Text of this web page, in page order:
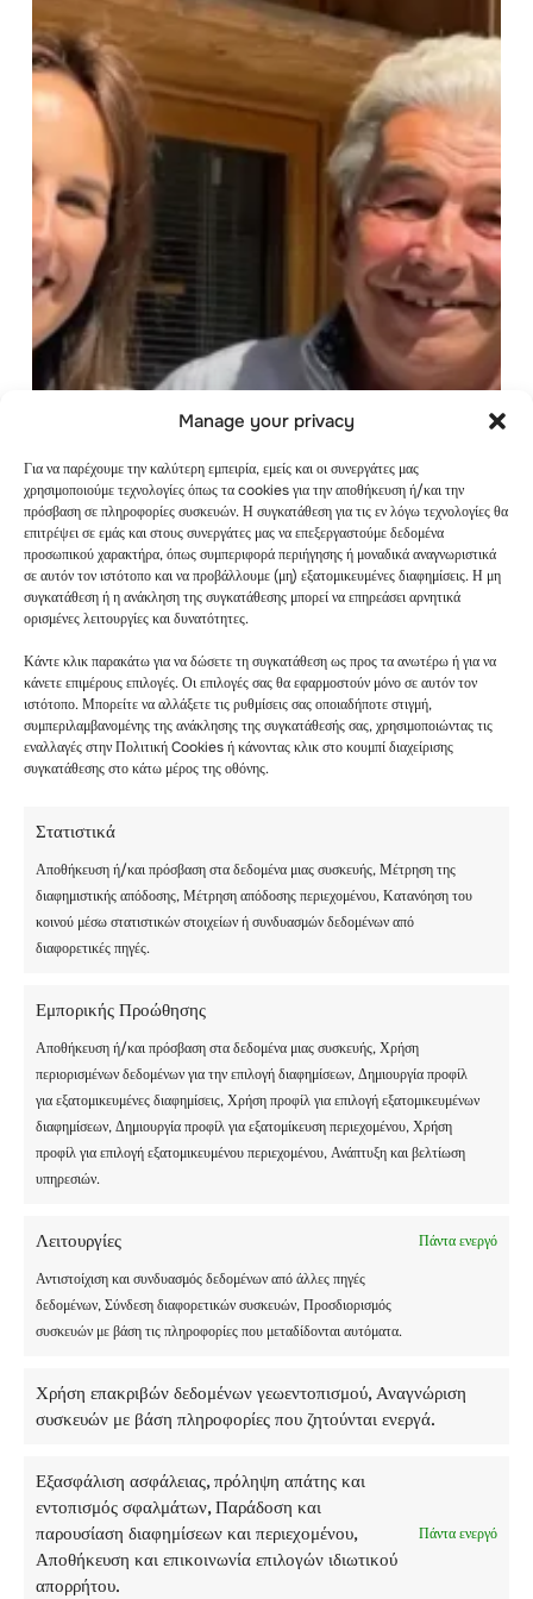
Manage your privacy
Για να παρέχουμε την καλύτερη εμπειρία, εμείς και οι συνεργάτες μας
χρησιμοποιούμε τεχνολογίες όπως τα cookies για την αποθήκευση ή/και την
πρόσβαση σε πληροφορίες συσκευών. Η συγκατάθεση για τις εν λόγω τεχνολογίες θα
επιτρέψει σε εμάς και στους συνεργάτες μας να επεξεργαστούμε δεδομένα
προσωπικού χαρακτήρα, όπως συμπεριφορά περιήγησης ή μοναδικά αναγνωριστικά
σε αυτόν τον ιστότοπο και να προβάλλουμε (μη) εξατομικευμένες διαφημίσεις. Η μη
συγκατάθεση ή η ανάκληση της συγκατάθεσης μπορεί να επηρεάσει αρνητικά
ορισμένες λειτουργίες και δυνατότητες.
Κάντε κλικ παρακάτω για να δώσετε τη συγκατάθεση ως προς τα ανωτέρω ή για να
κάνετε επιμέρους επιλογές. Οι επιλογές σας θα εφαρμοστούν μόνο σε αυτόν τον
ιστότοπο. Μπορείτε να αλλάξετε τις ρυθμίσεις σας οποιαδήποτε στιγμή,
συμπεριλαμβανομένης της ανάκλησης της συγκατάθεσής σας, χρησιμοποιώντας τις
εναλλαγές στην Πολιτική Cookies ή κάνοντας κλικ στο κουμπί διαχείρισης
συγκατάθεσης στο κάτω μέρος της οθόνης.
Στατιστικά
Αποθήκευση ή/και πρόσβαση στα δεδομένα μιας συσκευής, Μέτρηση της
διαφημιστικής απόδοσης, Μέτρηση απόδοσης περιεχομένου, Κατανόηση του
κοινού μέσω στατιστικών στοιχείων ή συνδυασμών δεδομένων από
διαφορετικές πηγές.
Εμπορικής Προώθησης
Αποθήκευση ή/και πρόσβαση στα δεδομένα μιας συσκευής, Χρήση
περιορισμένων δεδομένων για την επιλογή διαφημίσεων, Δημιουργία προφίλ
για εξατομικευμένες διαφημίσεις, Χρήση προφίλ για επιλογή εξατομικευμένων
διαφημίσεων, Δημιουργία προφίλ για εξατομίκευση περιεχομένου, Χρήση
προφίλ για επιλογή εξατομικευμένου περιεχομένου, Ανάπτυξη και βελτίωση
υπηρεσιών.
Λειτουργίες
Πάντα ενεργό
Αντιστοίχιση και συνδυασμός δεδομένων από άλλες πηγές
δεδομένων, Σύνδεση διαφορετικών συσκευών, Προσδιορισμός
συσκευών με βάση τις πληροφορίες που μεταδίδονται αυτόματα.
Χρήση επακριβών δεδομένων γεωεντοπισμού, Αναγνώριση
συσκευών με βάση πληροφορίες που ζητούνται ενεργά.
Εξασφάλιση ασφάλειας, πρόληψη απάτης και
εντοπισμός σφαλμάτων, Παράδοση και
παρουσίαση διαφημίσεων και περιεχομένου,
Αποθήκευση και επικοινωνία επιλογών ιδιωτικού
απορρήτου.
Πάντα ενεργό
διεθνείς
κατασκηνώσεις
Les
Elfes
Άρθρα Χειμερινή κατασκήνωση
Μετάβαση ηγεσίας στις
Τεχνική
σκι
και
snowboard
και
που
φέρνει